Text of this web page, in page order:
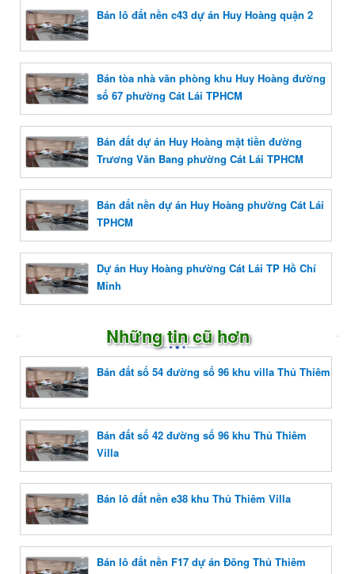
Bán lô đất nền c43 dự án Huy Hoàng quận 2
Bán tòa nhà văn phòng khu Huy Hoàng đường
số 67 phường Cát Lái TPHCM
Bán đất dự án Huy Hoàng mặt tiền đường
Trương Văn Bang phường Cát Lái TPHCM
Bán đất nền dự án Huy Hoàng phường Cát Lái
TPHCM
Dự án Huy Hoàng phường Cát Lái TP Hồ Chí
Minh
Những tin cũ hơn
Bán đất số 54 đường số 96 khu villa Thủ Thiêm
Bán đất số 42 đường số 96 khu Thủ Thiêm
Villa
Bán lô đất nền e38 khu Thủ Thiêm Villa
Bán lô đất nền F17 dự án Đông Thủ Thiêm